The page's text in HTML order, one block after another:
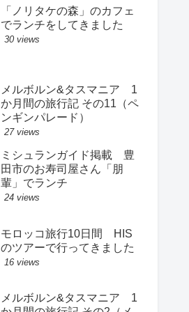
「ノリタケの森」のカフェ
でランチをしてきました
30 views
メルボルン&タスマニア 1
か月間の旅行記 その11（ペ
ンギンパレード）
27 views
ミシュランガイド掲載 豊
田市のお寿司屋さん「朋
輩」でランチ
24 views
モロッコ旅行10日間 HIS
のツアーで行ってきました
16 views
メルボルン&タスマニア 1